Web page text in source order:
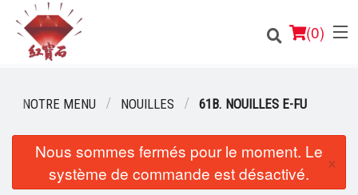
(0)
Commander en ligne
Emplacement
NOTRE MENU NOUILLES 61B. NOUILLES E-FU
Nous sommes fermés pour le moment. Le
système de commande est désactivé.
×